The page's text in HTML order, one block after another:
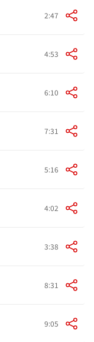
2:47
4:53
6:10
7:31
5:16
4:02
3:38
8:31
9:05